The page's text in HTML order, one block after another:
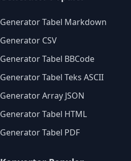
Generator Tabel Markdown
Generator CSV
Generator Tabel BBCode
Generator Tabel Teks ASCII
Generator Array JSON
Generator Tabel HTML
Generator Tabel PDF